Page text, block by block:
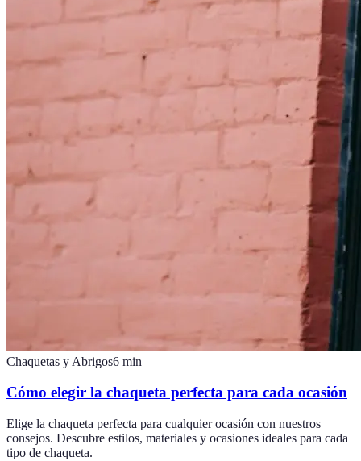
Chaquetas y Abrigos6 min
Cómo elegir la chaqueta perfecta para cada ocasión
Elige la chaqueta perfecta para cualquier ocasión con nuestros
consejos. Descubre estilos, materiales y ocasiones ideales para cada
tipo de chaqueta.